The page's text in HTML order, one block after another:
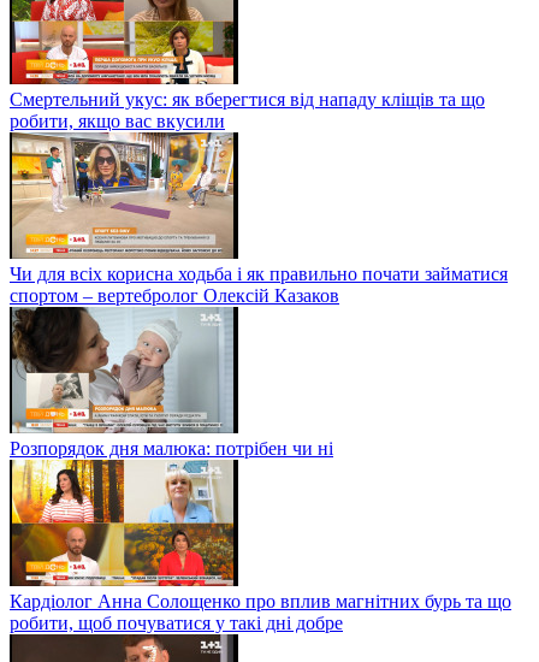
Смертельний укус: як вберегтися від нападу кліщів та що
робити, якщо вас вкусили
Чи для всіх корисна ходьба і як правильно почати займатися
спортом – вертебролог Олексій Казаков
Розпорядок дня малюка: потрібен чи ні
Кардіолог Анна Солощенко про вплив магнітних бурь та що
робити, щоб почуватися у такі дні добре